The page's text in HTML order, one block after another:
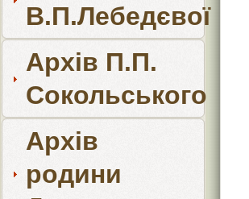
В.П.Лебедєвої
Архів П.П.
Сокольського
Архів
родини